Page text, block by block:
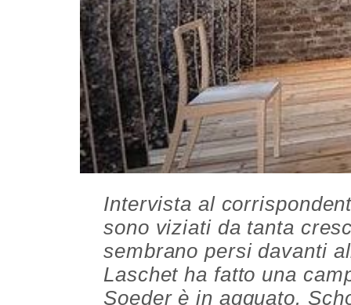
Intervista al
sono viziati da tanta
sembrano persi davanti
Laschet ha fatto una
Soeder è in agguato.